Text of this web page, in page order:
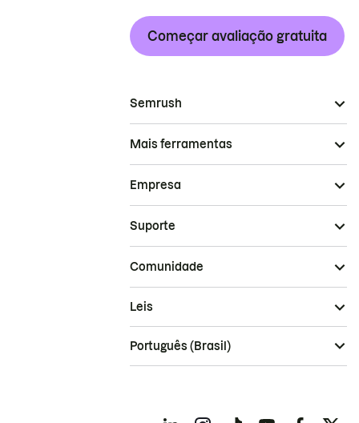
Começar avaliação gratuita
Semrush
Mais ferramentas
Empresa
Suporte
Comunidade
Leis
Português (Brasil)